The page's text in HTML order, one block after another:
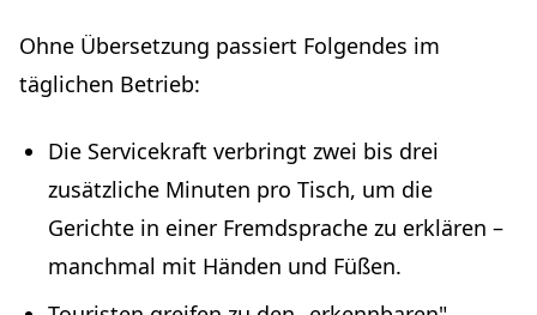
Ohne Übersetzung passiert Folgendes im
täglichen Betrieb:
Die Servicekraft verbringt zwei bis drei
zusätzliche Minuten pro Tisch, um die
Gerichte in einer Fremdsprache zu erklären –
manchmal mit Händen und Füßen.